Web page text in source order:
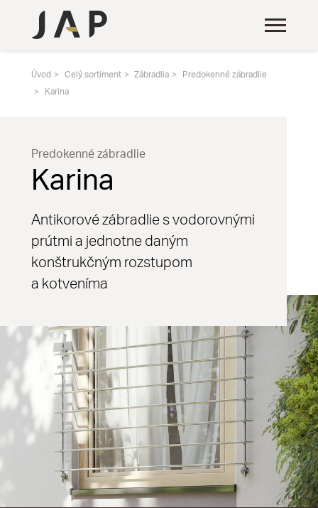
Úvod Celý sortiment Zábradlia
Predokenné zábradlie
Karina
Predokenné zábradlie
Karina
Antikorové zábradlie s vodorovnými
prútmi a jednotne daným
konštrukčným rozstupom
a kotveníma